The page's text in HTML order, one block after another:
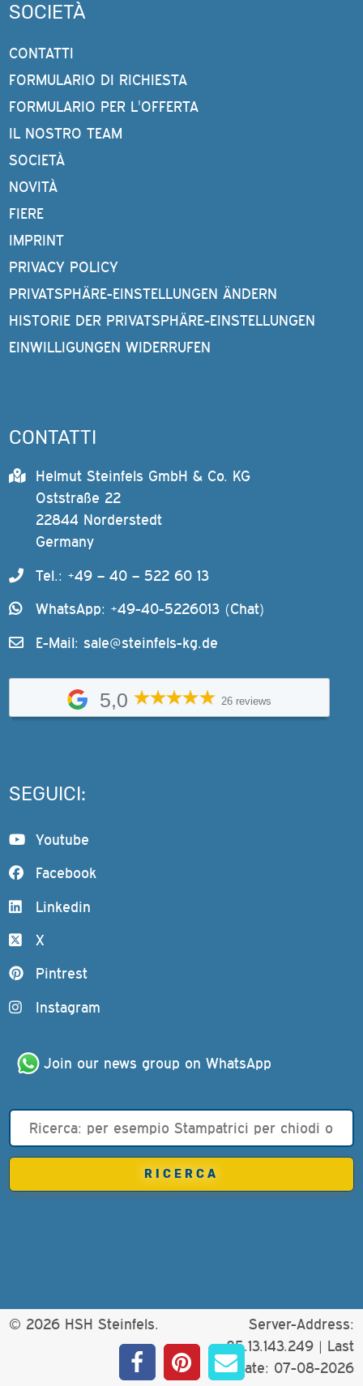
SOCIETÀ
CONTATTI
FORMULARIO DI RICHIESTA
FORMULARIO PER L'OFFERTA
IL NOSTRO TEAM
SOCIETÀ
NOVITÀ
FIERE
IMPRINT
PRIVACY POLICY
PRIVATSPHÄRE-EINSTELLUNGEN ÄNDERN
HISTORIE DER PRIVATSPHÄRE-EINSTELLUNGEN
EINWILLIGUNGEN WIDERRUFEN
CONTATTI
Helmut Steinfels GmbH & Co. KG
Oststraße 22
22844 Norderstedt
Germany
Tel.: +49 – 40 – 522 60 13
WhatsApp: +49-40-5226013 (Chat)
E-Mail: sale@steinfels-kg.de
5,0 26 reviews
SEGUICI:
Youtube
Facebook
Linkedin
X
Pintrest
Instagram
Join our news group on WhatsApp
© 2026 HSH Steinfels.
Server-Address:
85.13.143.249 | Last
update: 07-08-2026